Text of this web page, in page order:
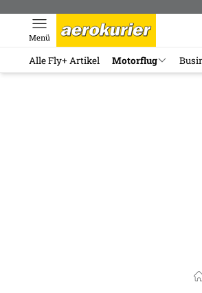
Menü
Alle Fly+ Artikel Motorflug